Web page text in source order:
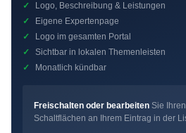
✓
Logo, Beschreibung & Leistungen
✓
Eigene Expertenpage
✓
Logo im gesamten Portal
✓
Sichtbar in lokalen Themenleisten
✓
Monatlich kündbar
Freischalten oder bearbeiten Sie
Schaltflächen an Ihrem Eintrag in der